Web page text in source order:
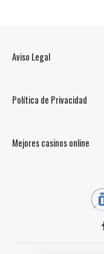
Aviso Legal
Política de Privacidad
Mejores casinos online